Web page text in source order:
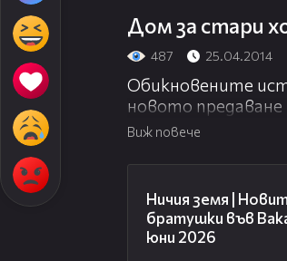
Дом за стари
487 25.04.2014
Обикновените
новото предаване
земя”.
Виж повече
Ничия земя |
братушки във
юни 2026